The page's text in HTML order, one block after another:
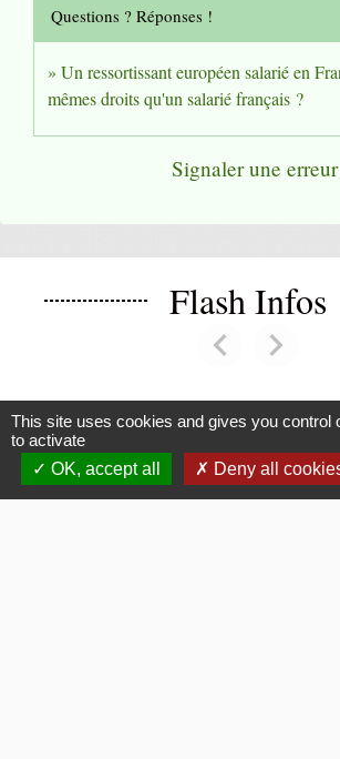
Questions ? Réponses !
Un ressortissant européen salarié en
mêmes droits qu'un salarié français ?
Signaler une
Flash Infos
chevron_leftPreviouschevron_rightNext
This site uses cookies and gives you control
to activate
OK, accept all
Deny all